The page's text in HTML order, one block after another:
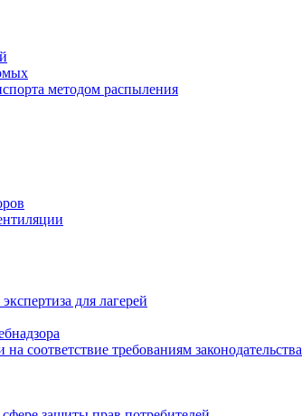
методом распыления
для лагерей
соответствие требованиям законодательства